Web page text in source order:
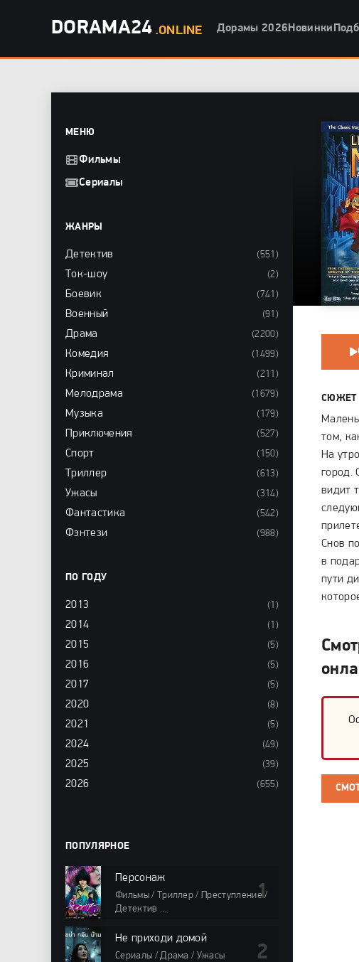
DORAMA24 .ONLINE Дорамы 2026 Новинки
СЮЖЕТ
том,
На
город.
видит
Снов
в
пути
МЕНЮ
Фильмы
Сериалы
ЖАНРЫ
Детектив (551)
Ток-шоу (2)
Боевик (741)
Военный (91)
Драма (2200)
Комедия (1499)
Криминал (211)
Мелодрама (1679)
Музыка (179)
Приключения (527)
Спорт (150)
Триллер (613)
Ужасы (314)
Фантастика (542)
Фэнтези (988)
ПО ГОДУ
2013 (1)
2014 (1)
2015 (5)
2016 (5)
2017 (5)
2020 (8)
2021 (5)
2024 (49)
2025 (39)
2026 (655)
ПОПУЛЯРНОЕ
Персонаж
Фильмы / Триллер / Преступление /
Детектив
Не приходи домой
Сериалы / Драма / Ужасы